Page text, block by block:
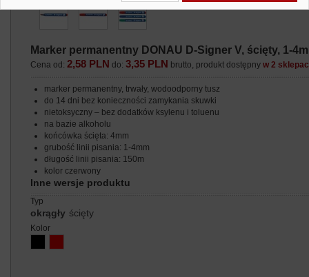
Marker permanentny DONAU D-Signer V, ścięty, 1-
Cena od:2,58 PLN do:3,35 PLN brutto, produkt dostępnyw 2
marker permanentny, trwały, wodoodporny tusz
do 14 dni bez konieczności zamykania skuwki
nietoksyczny – bez dodatków ksylenu i toluenu
na bazie alkoholu
końcówka ścięta: 4mm
grubość linii pisania: 1-4mm
długość linii pisania: 150m
kolor czerwony
Inne wersje produktu
typ
okrągły ścięty
kolor
Polityka prywatności (rozwiń)
Lista Zaufanych Partnerów (rozwiń)